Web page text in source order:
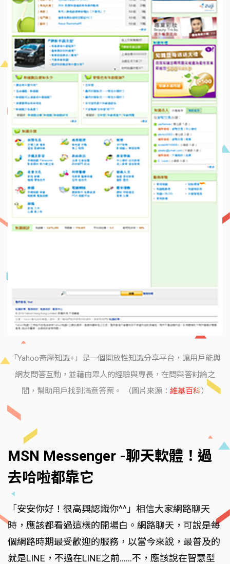
「Yahoo奇摩知識+」是一個開放性知識分享平台，讓用戶能與
網友問答互動，並藉由眾人的經驗與專長，在問與答討論之
間，幫助用戶找到滿意答案。 （圖片來源： 維基百科）
MSN Messenger -聊天軟體！過
去哈啦都靠它
「安安你好！很高興認識你^^」相信大家網路聊天
時，應該都看過這樣的開場白。網路聊天，可說是每
個網路時期最受歡迎的服務，以當今來說，最普及的
就是LINE，不過在LINE之前……不，應該說在智慧型